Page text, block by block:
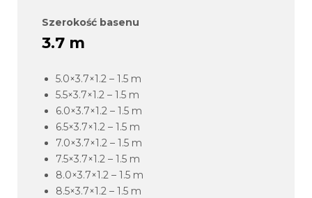
Szerokość basenu
3.7 m
5.0×3.7×1.2 – 1.5 m
5.5×3.7×1.2 – 1.5 m
6.0×3.7×1.2 – 1.5 m
6.5×3.7×1.2 – 1.5 m
7.0×3.7×1.2 – 1.5 m
7.5×3.7×1.2 – 1.5 m
8.0×3.7×1.2 – 1.5 m
8.5×3.7×1.2 – 1.5 m